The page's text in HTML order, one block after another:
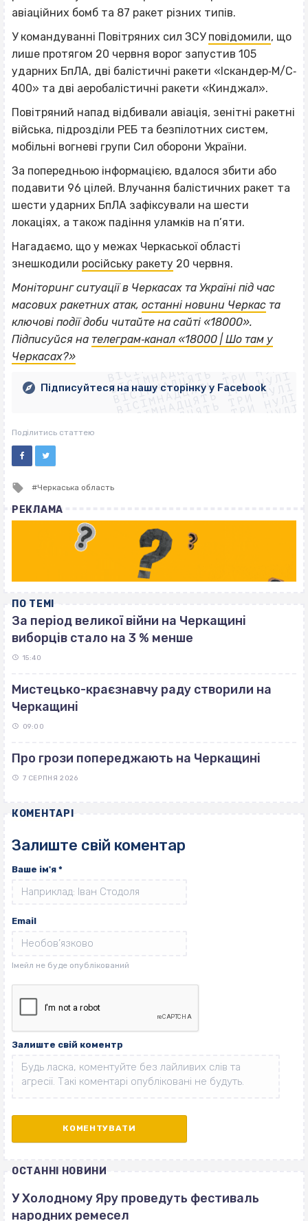
авіаційних бомб та 87 ракет різних типів.
У командуванні Повітряних сил ЗСУ повідомили, що
лише протягом 20 червня ворог запустив 105
ударних БпЛА, дві балістичні ракети «Іскандер‐М/С‐
400» та дві аеробалістичні ракети «Кинджал».
Повітряний напад відбивали авіація, зенітні ракетні
війська, підрозділи РЕБ та безпілотних систем,
мобільні вогневі групи Сил оборони України.
За попередньою інформацією, вдалося збити або
подавити 96 цілей. Влучання балістичних ракет та
шести ударних БпЛА зафіксували на шести
локаціях, а також падіння уламків на п’яти.
Нагадаємо, що у межах Черкаської області
знешкодили російську ракету 20 червня.
Моніторинг ситуації в Черкасах та Україні під час
масових ракетних атак, останні новини Черкас та
ключові події доби читайте на сайті «18000».
Підписуйся на телеграм‐канал «18000 | Шо там у
Черкасах?»
ВІСІМНАДЦЯТЬ ТРИ НУЛІ
ВІСІМНАДЦЯТЬ ТРИ НУЛІ
ВІСІМНАДЦЯТЬ ТРИ НУЛІ
ВІСІМНАДЦЯТЬ ТРИ НУЛІ
ВІСІМНАДЦЯТЬ ТРИ НУЛІ
ВІСІМНАДЦЯТЬ ТРИ НУЛІ
ВІСІМНАДЦЯТЬ ТРИ НУЛІ
ВІСІМНАДЦЯТЬ ТРИ НУЛІ
Підписуйтеся на нашу сторінку у Facebook
Поділитись статтею
Tagged
Черкаська область
РЕКЛАМА
ПО ТЕМІ
За період великої війни на Черкащині
виборців стало на 3 % менше
15:40
Мистецько-краєзнавчу раду створили на
Черкащині
09:00
Про грози попереджають на Черкащині
7 СЕРПНЯ 2026
КОМЕНТАРІ
Залиште свій коментар
Ваше ім'я *
Email
Залиште свій коментр
ОСТАННІ НОВИНИ
У Холодному Яру проведуть фестиваль
народних ремесел